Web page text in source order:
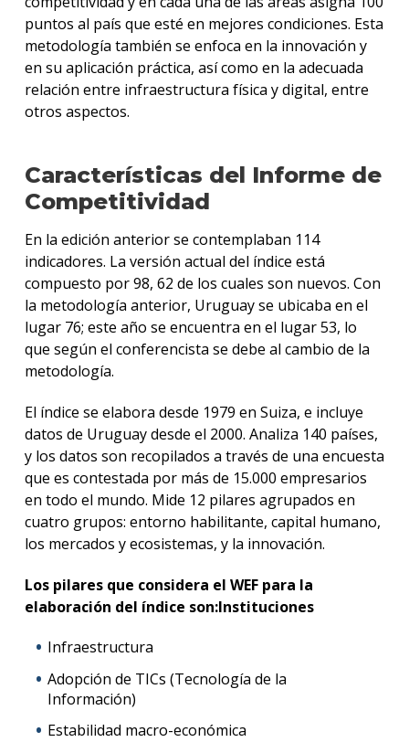
puntos al país que esté en mejores condiciones. Esta
metodología también se enfoca en la innovación y
en su aplicación práctica, así como en la adecuada
relación entre infraestructura física y digital, entre
otros aspectos.
Características del Informe de
Competitividad
En la edición anterior se contemplaban 114
indicadores. La versión actual del índice está
compuesto por 98, 62 de los cuales son nuevos. Con
la metodología anterior, Uruguay se ubicaba en el
lugar 76; este año se encuentra en el lugar 53, lo
que según el conferencista se debe al cambio de la
metodología.
El índice se elabora desde 1979 en Suiza, e incluye
datos de Uruguay desde el 2000. Analiza 140 países,
y los datos son recopilados a través de una encuesta
que es contestada por más de 15.000 empresarios
en todo el mundo. Mide 12 pilares agrupados en
cuatro grupos: entorno habilitante, capital humano,
los mercados y ecosistemas, y la innovación.
Los pilares que considera el WEF para la
elaboración del índice son:Instituciones
Infraestructura
Adopción de TICs (Tecnología de la
Información)
Estabilidad macro-económica